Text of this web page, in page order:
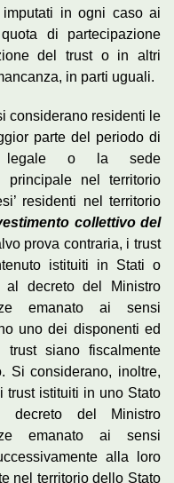
in ogni caso ai
di partecipazione
del trust o in altri
in parti uguali.
considerano residenti le
parte del periodo di
legale o la sede
principale nel territorio
residenti nel territorio
collettivo del
prova contraria, i trust
istituiti in Stati o
decreto del Ministro
emanato ai sensi
uno dei disponenti ed
siano fiscalmente
Si considerano, inoltre,
trust istituiti in uno Stato
del Ministro
emanato ai sensi
alla loro
nel territorio dello Stato